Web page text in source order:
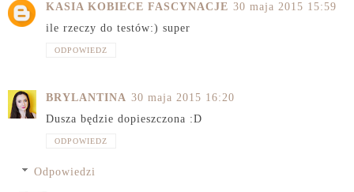
KASIA KOBIECE FASCYNACJE 30 maja 2015 15:59
ile rzeczy do testów:) super
ODPOWIEDZ
BRYLANTINA 30 maja 2015 16:20
Dusza będzie dopieszczona :D
ODPOWIEDZ
Odpowiedzi